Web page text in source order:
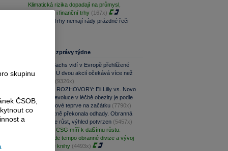
Klimatická rizika dopadají na průmysl,
ekonomiku i finanční trhy (167x)
Víkendář: Trhy nemají rády prázdné řeči
Nejčtenější zprávy týdne
Goldman Sachs vidí v Evropě přehlížené
příležitosti. U dvou akcií očekává více než
(9326x)
PODCAST ROZHOVORY: Eli Lilly vs. Novo
Nordisk. Revoluce v léčbě obezity je podle
MUDr. Kunové teprve na začátku (7790x)
CSG výrazně překonala odhady. Obranná
divize táhne růst, výhled potvrzen (5457x)
PREVIEW: CSG míří k dalšímu růstu.
Klíčové bude tempo obranné divize a vývoj
zakázkové knihy (4493x)
skupinu
ČSOB,
co
a